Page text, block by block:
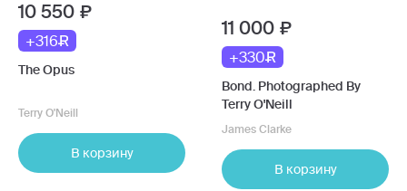
10 550
+316
The Opus
Terry O'Neill
В корзину
11 000
+330
Bond. Photographed By
Terry O'Neill
James Clarke
В корзину